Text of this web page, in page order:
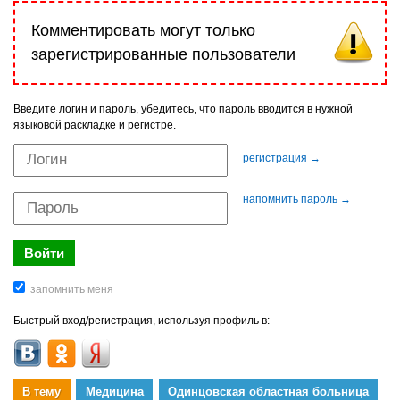
Комментировать могут только
зарегистрированные пользователи
Введите логин и пароль, убедитесь, что пароль вводится в нужной
языковой раскладке и регистре.
регистрация →
напомнить пароль →
Быстрый вход/регистрация, используя профиль в:
В тему Медицина Одинцовская областная больница